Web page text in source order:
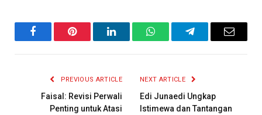
FacebookPinterest LinkedInWhatsAppTelegramEmail
PREVIOUS ARTICLE
Faisal: Revisi Perwali
Penting untuk Atasi
NEXT ARTICLE
Edi Junaedi Ungkap
Istimewa dan Tantangan